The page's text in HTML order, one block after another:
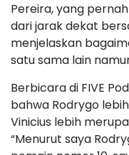
Pereira, yang
dari jarak dekat
menjelaskan
satu sama lain
Berbicara di FIVE
bahwa Rodrygo
Vinicius lebih
“Menurut saya